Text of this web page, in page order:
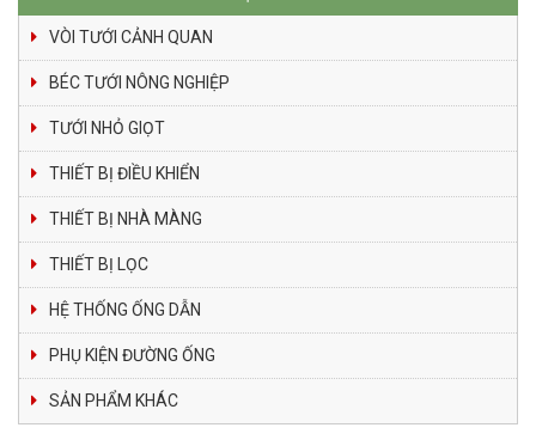
VÒI TƯỚI CẢNH QUAN
BÉC TƯỚI NÔNG NGHIỆP
TƯỚI NHỎ GIỌT
THIẾT BỊ ĐIỀU KHIỂN
THIẾT BỊ NHÀ MÀNG
THIẾT BỊ LỌC
HỆ THỐNG ỐNG DẪN
PHỤ KIỆN ĐƯỜNG ỐNG
SẢN PHẨM KHÁC